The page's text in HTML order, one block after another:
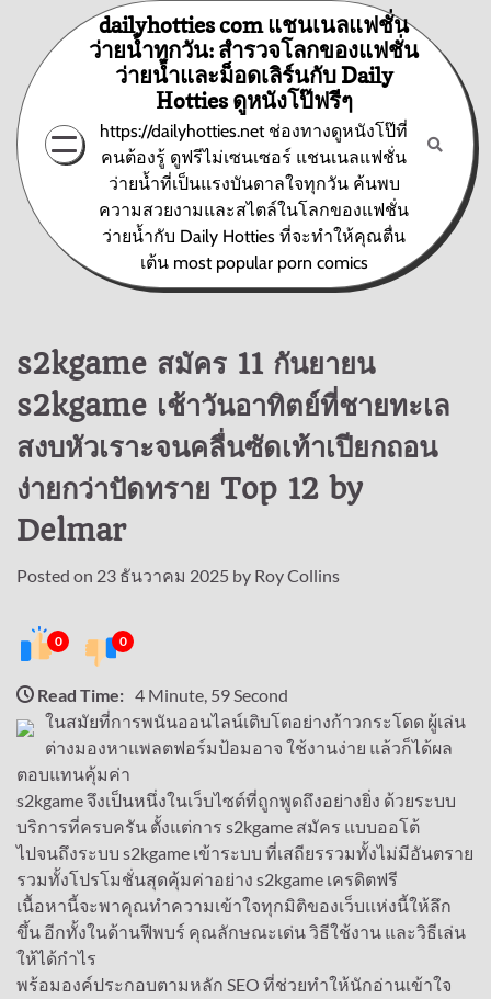
content
dailyhotties com แชนเนลแฟชั่น
ว่ายน้ำทุกวัน: สำรวจโลกของแฟชั่น
ว่ายน้ำและม็อดเลิร์นกับ Daily
Hotties ดูหนังโป๊ฟรีๆ
https://dailyhotties.net ช่องทางดูหนังโป๊ที่
คนต้องรู้ ดูฟรีไม่เซนเซอร์ แชนเนลแฟชั่น
ว่ายน้ำที่เป็นแรงบันดาลใจทุกวัน ค้นพบ
ความสวยงามและสไตล์ในโลกของแฟชั่น
ว่ายน้ำกับ Daily Hotties ที่จะทำให้คุณตื่น
เต้น most popular porn comics
s2kgame สมัคร 11 กันยายน
s2kgame เช้าวันอาทิตย์ที่ชายทะเล
สงบหัวเราะจนคลื่นซัดเท้าเปียกถอน
ง่ายกว่าปัดทราย Top 12 by
Delmar
Posted on 23 ธันวาคม 2025 by Roy Collins
0 0
Read Time: 4 Minute, 59 Second
ในสมัยที่การพนันออนไลน์เติบโตอย่างก้าวกระโดด ผู้เล่น
ต่างมองหาแพลตฟอร์มป้อมอาจ ใช้งานง่าย แล้วก็ได้ผล
ตอบแทนคุ้มค่า
s2kgame จึงเป็นหนึ่งในเว็บไซต์ที่ถูกพูดถึงอย่างยิ่ง ด้วยระบบ
บริการที่ครบครัน ตั้งแต่การ s2kgame สมัคร แบบออโต้
ไปจนถึงระบบ s2kgame เข้าระบบ ที่เสถียรรวมทั้งไม่มีอันตราย
รวมทั้งโปรโมชั่นสุดคุ้มค่าอย่าง s2kgame เครดิตฟรี
เนื้อหานี้จะพาคุณทำความเข้าใจทุกมิติของเว็บแห่งนี้ให้ลึก
ขึ้น อีกทั้งในด้านฟีพบร์ คุณลักษณะเด่น วิธีใช้งาน และวิธีเล่น
ให้ได้กำไร
พร้อมองค์ประกอบตามหลัก SEO ที่ช่วยทำให้นักอ่านเข้าใจ